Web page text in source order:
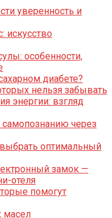
уверенность и
искусство
особенности,
диабете?
нельзя забывать
энергии: взгляд
самопознанию через
оптимальный
замок —
отеля
помогут
масел